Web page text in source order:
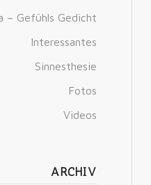
– Gefühls Gedicht
Interessantes
Sinnesthesie
Fotos
Videos
ARCHIV